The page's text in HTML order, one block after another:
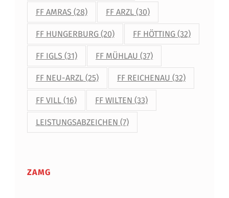
FF AMRAS (28) FF ARZL (30)
FF HUNGERBURG(20) FF HÖTTING (32)
FF IGLS (31) FF MÜHLAU (37)
FF NEU-ARZL(25) FF REICHENAU (32)
FF VILL(16) FF WILTEN (33)
LEISTUNGSABZEICHEN (7)
ZAMG